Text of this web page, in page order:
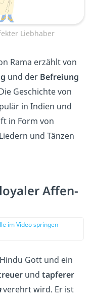
Liebhaber
Rama erzählt von
und der Befreiung
Geschichte von
in Indien und
in Form von
und Tänzen
Affen-
im Video springen
Gott und ein
und tapferer
verehrt wird. Er ist